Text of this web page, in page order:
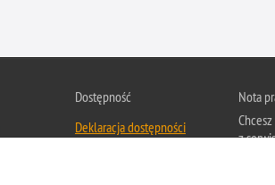
Dostępność
Deklaracja dostępności
Nota
z